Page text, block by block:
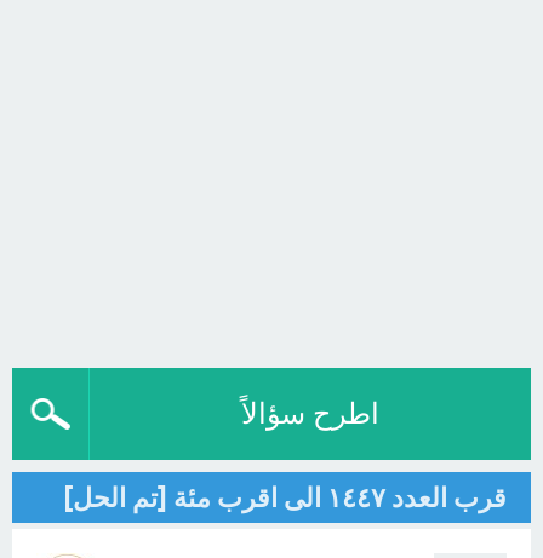
اطرح سؤالاً
قرب العدد ١٤٤٧ الى اقرب مئة [تم الحل]